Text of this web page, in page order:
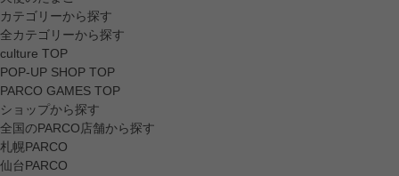
カテゴリーから探す
全カテゴリーから探す
culture TOP
POP-UP SHOP TOP
PARCO GAMES TOP
ショップから探す
全国のPARCO店舗から探す
札幌PARCO
仙台PARCO